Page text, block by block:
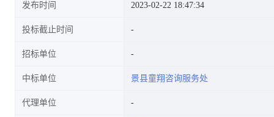
发布时间 2023-02-22 18:47:34
投标截止时间
招标单位
中标单位 景县童翔咨询服务处
代理单位